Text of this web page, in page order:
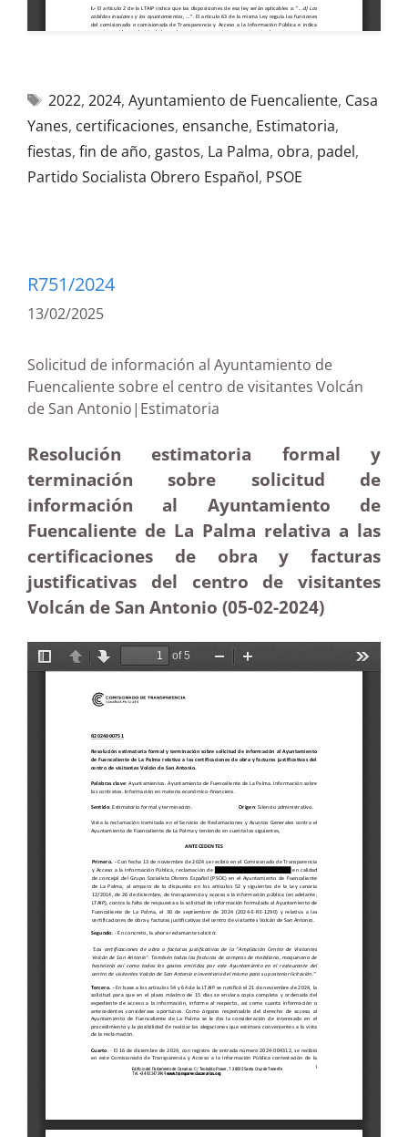
2022, 2024, Ayuntamiento de Fuencaliente, Casa
Yanes, certificaciones, ensanche, Estimatoria,
fiestas, fin de año, gastos, La Palma, obra, padel,
Partido Socialista Obrero Español, PSOE
R751/2024
13/02/2025
Solicitud de información al Ayuntamiento de
Fuencaliente sobre el centro de visitantes Volcán
de San Antonio|Estimatoria
Resolución estimatoria formal y
terminación sobre solicitud de
información al Ayuntamiento de
Fuencaliente de La Palma relativa a las
certificaciones de obra y facturas
justificativas del centro de visitantes
Volcán de San Antonio (05-02-2024)